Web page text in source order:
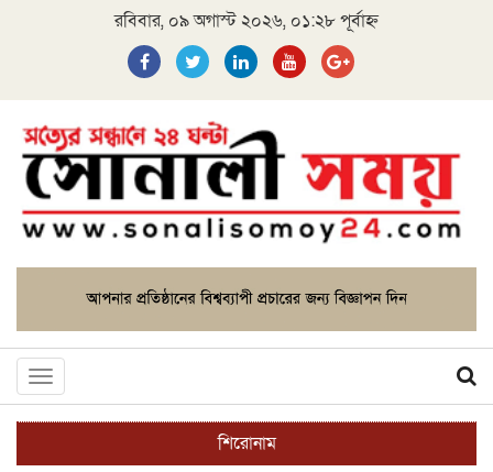
রবিবার, ০৯ অগাস্ট ২০২৬, ০১:২৮ পূর্বাহ্ন
Toggle
navigation
শিরোনাম